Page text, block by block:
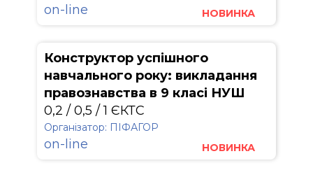
on-line НОВИНКА
Конструктор успішного
навчального року: викладання
правознавства в 9 класі НУШ
0,2 / 0,5 / 1 ЄКТС
Організатор: ПІФАГОР
on-line НОВИНКА